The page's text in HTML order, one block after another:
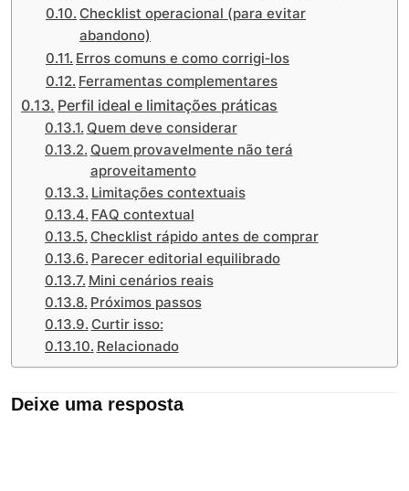
Checklist operacional (para evitar
abandono)
Erros comuns e como corrigi‑los
Ferramentas complementares
Perfil ideal e limitações práticas
Quem deve considerar
Quem provavelmente não terá
aproveitamento
Limitações contextuais
FAQ contextual
Checklist rápido antes de comprar
Parecer editorial equilibrado
Mini cenários reais
Próximos passos
Curtir isso:
Relacionado
Deixe uma resposta